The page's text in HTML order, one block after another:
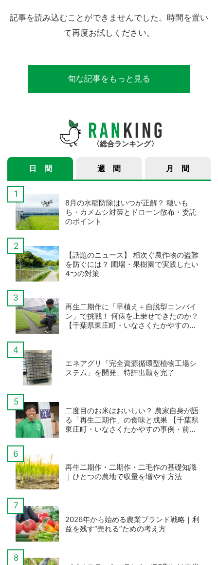
記事を読み込むことができませんでした。時間を置い
て再度お試しください。
旬な記事をもっと見る
総合ランキング
日 間 週 間 月 間
8月の水稲防除はいつが正解？ 穂いも
ち・カメムシ対策とドローン散布・委託
のポイント
【話題のニュース】 相次ぐ農作物の盗難
を防ぐには？ 圃場・果樹園で実践したい
4つの対策
再生二期作に「早植え＋自脱型コンバイ
ン」で挑戦！ 何俵を上乗せできたのか？
【千葉県東庄町・いなさくたかやすの事
エネアグリ「完全資源循環型植物工場シ
ステム」を開発、特許出願を完了
二度目のお米はおいしい？ 農家自身が語
る「再生二期作」の食味と成果 【千葉県
東庄町・いなさくたかやすの事例・前
再生二期作・二期作・二毛作の基礎知識
｜ひとつの農地で収量を増やす方法
2026年から始める農業ブランド戦略｜利
益を残す“売れる”ための考え方